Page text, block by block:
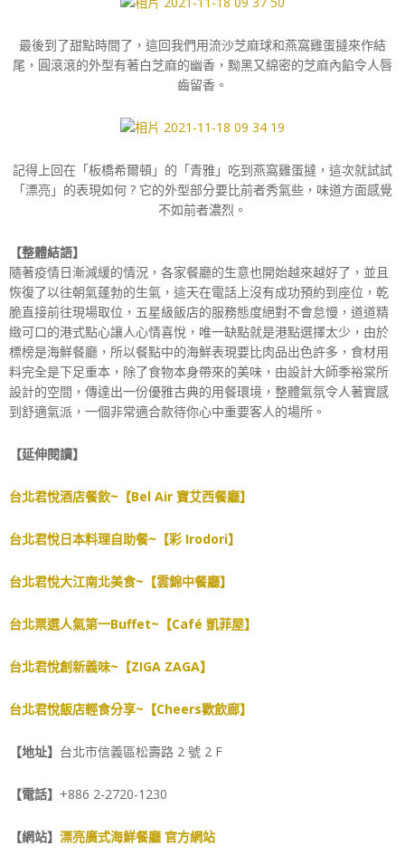
最後到了甜點時間了，這回我們用流沙芝麻球和燕窩雞蛋撻來作結
尾，圓滾滾的外型有著白芝麻的幽香，黝黑又綿密的芝麻內餡令人唇
齒留香。
記得上回在「板橋希爾頓」的「青雅」吃到燕窩雞蛋撻，這次就試試
「漂亮」的表現如何 ? 它的外型部分要比前者秀氣些，味道方面感覺
不如前者濃烈。
【整體結語】
隨著疫情日漸減緩的情況，各家餐廳的生意也開始越來越好了，並且
恢復了以往朝氣蓬勃的生氣，這天在電話上沒有成功預約到座位，乾
脆直接前往現場取位，五星級飯店的服務態度絕對不會怠慢，道道精
緻可口的港式點心讓人心情喜悅，唯一缺點就是港點選擇太少，由於
標榜是海鮮餐廳，所以餐點中的海鮮表現要比肉品出色許多，食材用
料完全是下足重本，除了食物本身帶來的美味，由設計大師季裕棠所
設計的空間，傳達出一份優雅古典的用餐環境，整體氣氛令人著實感
到舒適氣派，一個非常適合款待你心中重要客人的場所。
【延伸閱讀】
台北君悅酒店餐飲~【Bel Air 寶艾西餐廳】
台北君悅日本料理自助餐~【彩 Irodori】
台北君悅大江南北美食~【雲錦中餐廳】
台北票選人氣第一Buffet~【Café 凱菲屋】
台北君悅創新義味~【ZIGA ZAGA】
台北君悅飯店輕食分享~【Cheers歡飲廊】
【地址】 台北市信義區松壽路 2 號 2 F
【電話】 +886 2-2720-1230
【網站】 漂亮廣式海鮮餐廳 官方網站